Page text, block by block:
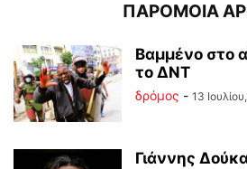
ΠΑΡΟΜΟΙΑ
Βαμμένο στο
το ΔΝΤ
δρόμος - 13
Γιάννης